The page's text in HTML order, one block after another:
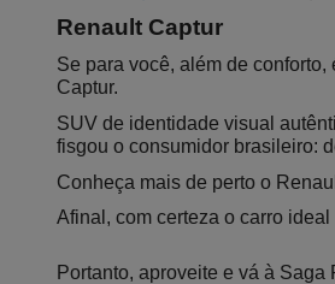
Renault Captur
Se para você, além de
Captur.
SUV de identidade visual
fisgou o consumidor brasileiro:
Conheça mais de perto o
Afinal, com certeza o carro
Portanto, aproveite e vá à